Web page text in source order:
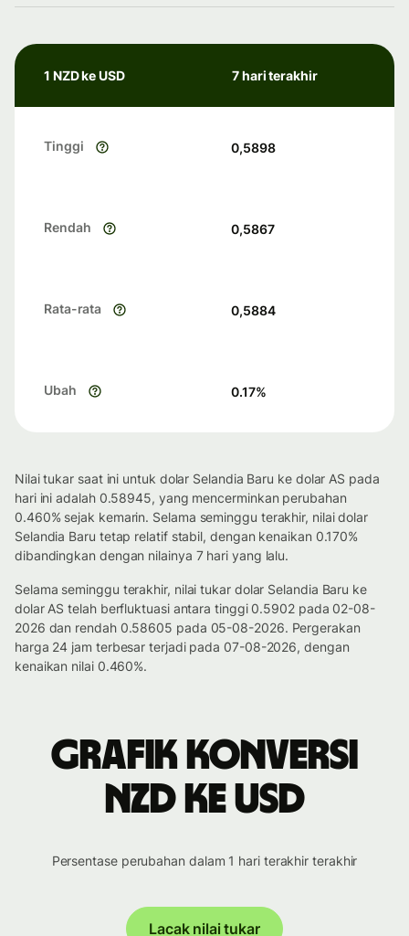
1 NZD ke USD 7 hari terakhir
Tinggi 0,5898
Rendah 0,5867
Rata-rata 0,5884
Ubah 0.17%
Nilai tukar saat ini untuk dolar Selandia Baru ke dolar AS pada
hari ini adalah 0.58945, yang mencerminkan perubahan
0.460% sejak kemarin. Selama seminggu terakhir, nilai dolar
Selandia Baru tetap relatif stabil, dengan kenaikan 0.170%
dibandingkan dengan nilainya 7 hari yang lalu.
Selama seminggu terakhir, nilai tukar dolar Selandia Baru ke
dolar AS telah berfluktuasi antara tinggi 0.5902 pada 02-08-
2026 dan rendah 0.58605 pada 05-08-2026. Pergerakan
harga 24 jam terbesar terjadi pada 07-08-2026, dengan
kenaikan nilai 0.460%.
Grafik konversi
NZD ke USD
Persentase perubahan dalam 1 hari terakhir terakhir
Lacak nilai tukar